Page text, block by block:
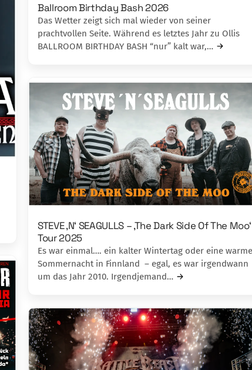
Ballroom Birthday Bash 2026
Das Wetter zeigt sich mal wieder von seiner
prachtvollen Seite. Während es letztes Jahr zu Ollis
BALLROOM BIRTHDAY BASH “nur” kalt war,…
STEVE ‚N‘ SEAGULLS – ‚The Dark Side Of The Moo‘
Tour 2025
Es war einmal…. ein kalter Wintertag oder eine warme
Sommernacht in Finnland – egal, es war irgendwann
um das Jahr 2010. Irgendjemand…